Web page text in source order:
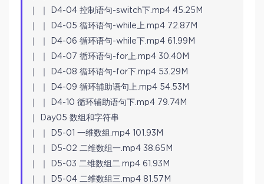
｜ ｜ D4-04 控制语句-switch下.mp4 45.25M
｜ ｜ D4-05 循环语句-while上.mp4 72.87M
｜ ｜ D4-06 循环语句-while下.mp4 61.99M
｜ ｜ D4-07 循环语句-for上.mp4 30.40M
｜ ｜ D4-08 循环语句-for下.mp4 53.29M
｜ ｜ D4-09 循环辅助语句上.mp4 54.53M
｜ ｜ D4-10 循环辅助语句下.mp4 79.74M
｜ Day05 数组和字符串
｜ ｜ D5-01 一维数组.mp4 101.93M
｜ ｜ D5-02 二维数组一.mp4 38.65M
｜ ｜ D5-03 二维数组二.mp4 61.93M
｜ ｜ D5-04 二维数组三.mp4 81.57M